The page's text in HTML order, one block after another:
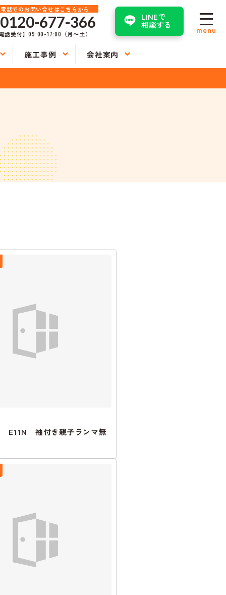
話でのお問い合せはこちらから
0120-677-366
話受付】09:00-17:00（月〜土）
LINEで
相談する
施工事例 会社案内
menu
E11N 袖付き親子ランマ無